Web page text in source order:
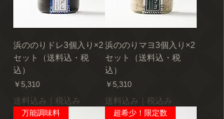
浜ののりドレ3個入り×2
セット（送料込・税
込）
価格
￥5,310
送料込み｜税込み
浜ののりマヨ3個入り×2
セット（送料込・税
込）
価格
￥5,310
送料込み｜税込み
万能調味料 超希少！限定数